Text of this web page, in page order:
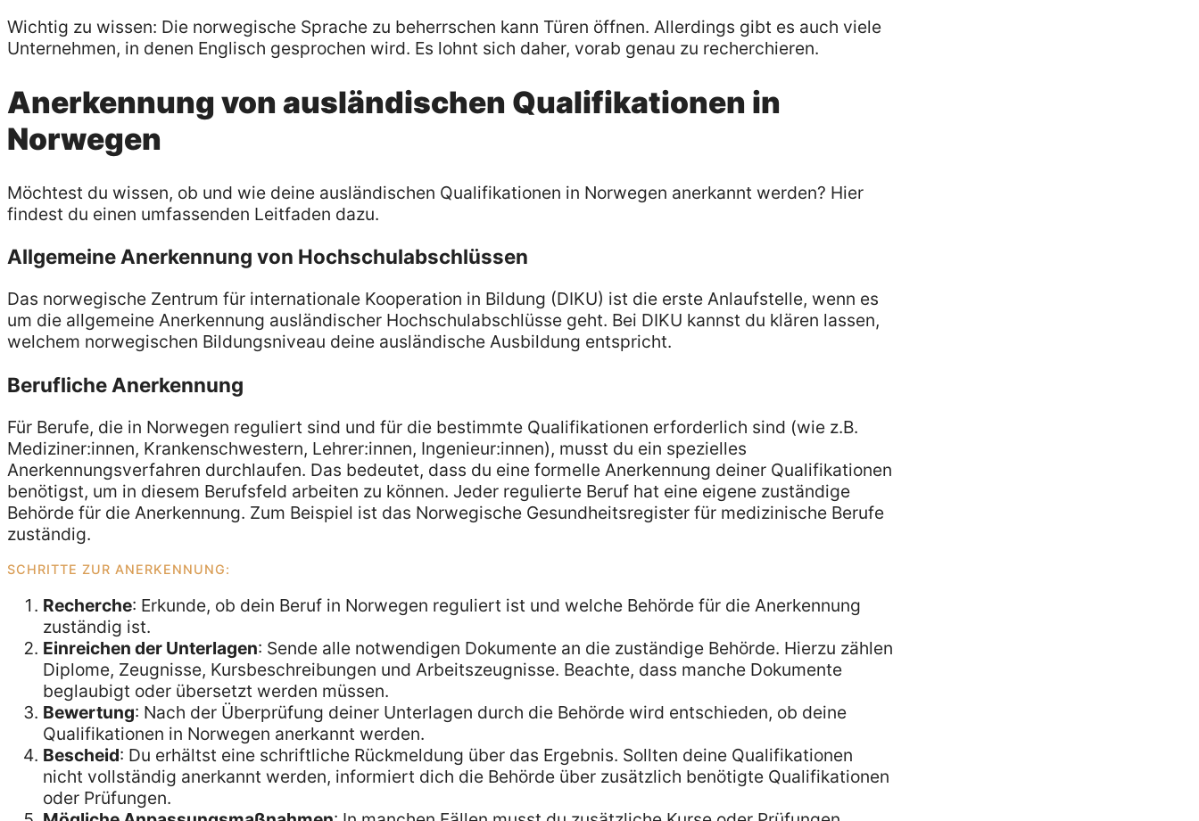
Wichtig zu wissen: Die norwegische Sprache zu beherrschen kann Türen öffnen. Allerdings gibt es auch viele
Unternehmen, in denen Englisch gesprochen wird. Es lohnt sich daher, vorab genau zu recherchieren.
Anerkennung von ausländischen Qualifikationen in
Norwegen
Möchtest du wissen, ob und wie deine ausländischen Qualifikationen in Norwegen anerkannt werden? Hier
findest du einen umfassenden Leitfaden dazu.
Allgemeine Anerkennung von Hochschulabschlüssen
Das norwegische Zentrum für internationale Kooperation in Bildung (DIKU) ist die erste Anlaufstelle, wenn es
um die allgemeine Anerkennung ausländischer Hochschulabschlüsse geht. Bei DIKU kannst du klären lassen,
welchem norwegischen Bildungsniveau deine ausländische Ausbildung entspricht.
Berufliche Anerkennung
Für Berufe, die in Norwegen reguliert sind und für die bestimmte Qualifikationen erforderlich sind (wie z.B.
Mediziner:innen, Krankenschwestern, Lehrer:innen, Ingenieur:innen), musst du ein spezielles
Anerkennungsverfahren durchlaufen. Das bedeutet, dass du eine formelle Anerkennung deiner Qualifikationen
benötigst, um in diesem Berufsfeld arbeiten zu können. Jeder regulierte Beruf hat eine eigene zuständige
Behörde für die Anerkennung. Zum Beispiel ist das Norwegische Gesundheitsregister für medizinische Berufe
zuständig.
SCHRITTE ZUR ANERKENNUNG:
Recherche: Erkunde, ob dein Beruf in Norwegen reguliert ist und welche Behörde für die Anerkennung
zuständig ist.
Einreichen der Unterlagen: Sende alle notwendigen Dokumente an die zuständige Behörde. Hierzu zählen
Diplome, Zeugnisse, Kursbeschreibungen und Arbeitszeugnisse. Beachte, dass manche Dokumente
beglaubigt oder übersetzt werden müssen.
Bewertung: Nach der Überprüfung deiner Unterlagen durch die Behörde wird entschieden, ob deine
Qualifikationen in Norwegen anerkannt werden.
Bescheid: Du erhältst eine schriftliche Rückmeldung über das Ergebnis. Sollten deine Qualifikationen
nicht vollständig anerkannt werden, informiert dich die Behörde über zusätzlich benötigte Qualifikationen
oder Prüfungen.